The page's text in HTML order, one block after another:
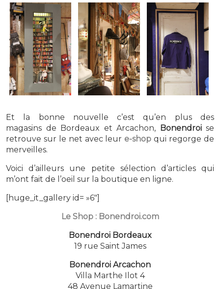
Et la bonne nouvelle c’est qu’en plus des
magasins de Bordeaux et Arcachon, Bonendroise
retrouve sur le net avec leur e-shop qui regorge de
merveilles.
Voici d’ailleurs une petite sélection d’articles qui
m’ont fait de l’oeil sur la boutique en ligne.
[huge_it_gallery id= »6″]
Le Shop : Bonendroi.com
Bonendroi Bordeaux
19 rue Saint James
Bonendroi Arcachon
Villa Marthe Ilot 4
48 Avenue Lamartine